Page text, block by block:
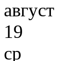
август
19
ср